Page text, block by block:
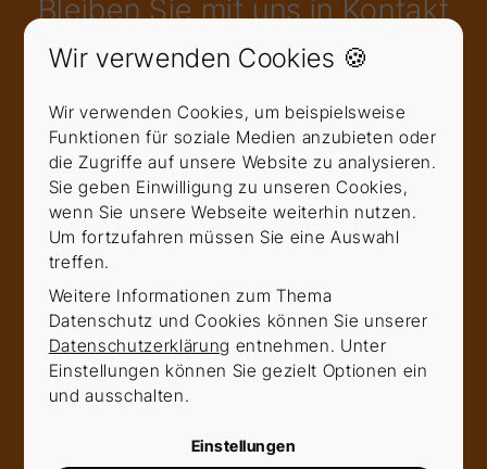
Bleiben Sie mit uns in Kontakt
Sie haben Fragen zu Seminaren, Trainern oder
wünschen eine auf Sie zugeschnittene Beratung?
direkt an.
Thema
Anrede
Vorname*
Wir verwenden Cookies 🍪
Wir verwenden Cookies, um beispielsweise
Funktionen für soziale Medien anzubieten oder
die Zugriffe auf unsere Website zu analysieren.
Sie geben Einwilligung zu unseren Cookies,
wenn Sie unsere Webseite weiterhin nutzen.
Um fortzufahren müssen Sie eine Auswahl
treffen.
Weitere Informationen zum Thema
Datenschutz und Cookies können Sie unserer
Datenschutzerklärung entnehmen. Unter
Einstellungen können Sie gezielt Optionen ein
und ausschalten.
Einstellungen